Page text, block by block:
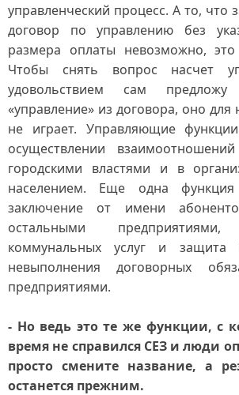
управленческий процесс. А то, что
договор по управлению без
размера оплаты невозможно, это
Чтобы снять вопрос насчет
удовольствием сам
«управление» из договора, оно для
не играет. Управляющие
осуществлении
городскими властями и в
населением. Еще одна
заключение от имени
остальными предприятиями,
коммунальных услуг и защита
невыполнения договорных
предприятиями.
- Но ведь это те же функции, с
время не справился СЕЗ и люди
просто смените название, а
останется прежним.